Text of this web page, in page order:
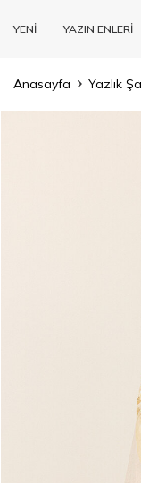
YENİ YAZIN ENLERİ
Anasayfa Yazlık